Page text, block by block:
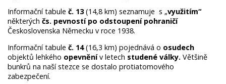
Informační tabule č. 13(14,8 km) seznamuje s „využitím“
některých čs. pevností po odstoupení pohraničí
Československa Německu v roce 1938.
Informační tabule č. 14(16,3 km) pojednává o osudech
objektů lehkého opevněnív letech studené války. Většině
bunkrů na naší stezce se dostalo protiatomového
zabezpečení.